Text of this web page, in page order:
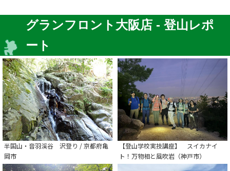
グランフロント大阪店 - 登山レポ
ート
半国山・音羽渓谷 沢登り / 京都府亀
岡市
【登山学校実技講座】 スイカナイ
ト！万物相と風吹岩（神戸市）